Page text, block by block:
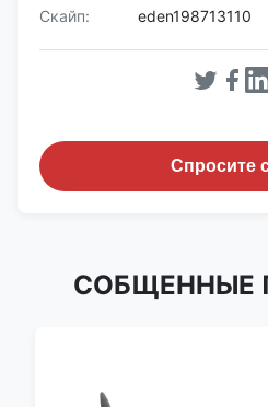
Скайп:
eden198713110
Спросите
СОБЩЕННЫЕ